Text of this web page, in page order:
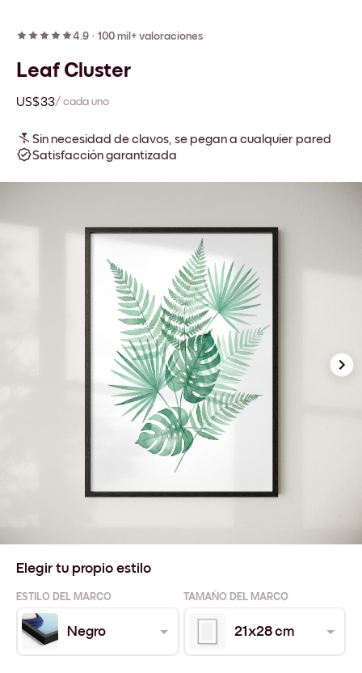
4.9 · 100 mil+ valoraciones
Leaf Cluster
US$33/ cada uno
Sin necesidad de clavos, se pegan a cualquier pared
Satisfacción garantizada
Elegir tu propio estilo
ESTILO DEL MARCO TAMAÑO DEL MARCO
Negro 21x28 cm